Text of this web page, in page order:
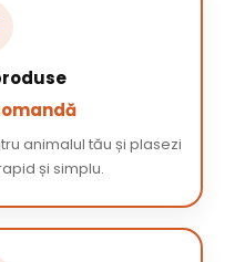
animalul tău și plasezi
și simplu.